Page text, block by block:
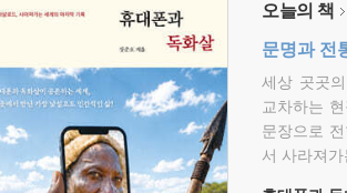
오늘의 책
문명과 전
세상 곳곳
교차하는
문장으로
서 사라져